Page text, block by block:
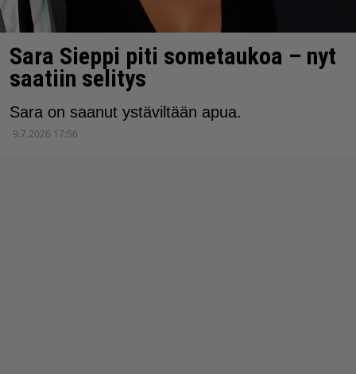
Sara Sieppi piti sometaukoa – nyt
saatiin selitys
Sara on saanut ystäviltään apua.
9.7.2026 17:56